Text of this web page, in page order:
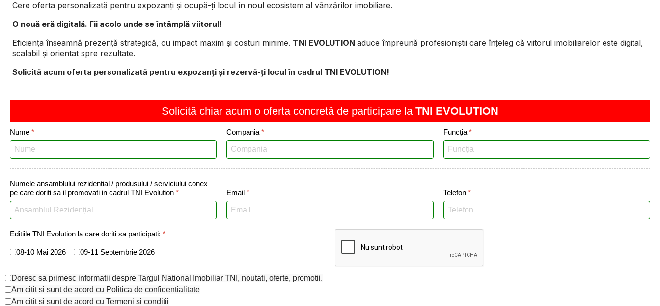
Cere oferta personalizată pentru expozanți și ocupă-ți locul în noul ecosistem al vânzărilor imobiliare.
O nouă eră digitală. Fii acolo unde se întâmplă viitorul!
Eficiența înseamnă prezență strategică, cu impact maxim și costuri minime. TNI EVOLUTION aduce împreună profesioniștii care înțeleg că viitorul imobiliarelor este digital,
scalabil și orientat spre rezultate.
Solicită acum oferta personalizată pentru expozanți și rezervă-ți locul în cadrul TNI EVOLUTION!
Solicită chiar acum o oferta concretă de participare la TNI EVOLUTION
Nume * Compania* Funcția *
Numele ansamblului rezidential / produsului / serviciului conex
pe care doriti sa il promovati in cadrul TNI Evolution * Email* Telefon *
Editiile TNI Evolution la care doriti sa participati: *
08-10 Mai 2026 09-11 Septembrie 2026
Terms of Service*
Doresc sa primesc informatii despre Targul National Imobiliar TNI, noutati, oferte, promotii.
Politica de confidentialitate*
Am citit si sunt de acord cu Politica de confidentialitate
Am citit si sunt de acord cu Termeni si conditii